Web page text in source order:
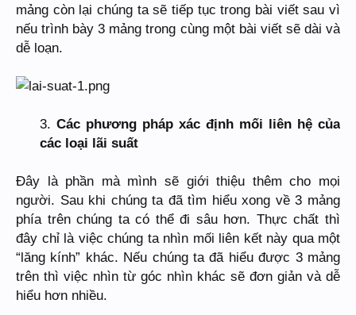
mảng còn lại chúng ta sẽ tiếp tục trong bài viết sau vì
nếu trình bày 3 mảng trong cùng một bài viết sẽ dài và
dễ loạn.
3. Các phương pháp xác định mối liên hệ của
các loại lãi suất
Đây là phần mà mình sẽ giới thiệu thêm cho mọi
người. Sau khi chúng ta đã tìm hiểu xong về 3 mảng
phía trên chúng ta có thể đi sâu hơn. Thực chất thì
đây chỉ là việc chúng ta nhìn mối liên kết này qua một
“lăng kính” khác. Nếu chúng ta đã hiểu được 3 mảng
trên thì việc nhìn từ góc nhìn khác sẽ đơn giản và dễ
hiểu hơn nhiều.